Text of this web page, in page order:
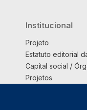
Institucional
Projeto
Estatuto editorial
Capital social /
Projetos